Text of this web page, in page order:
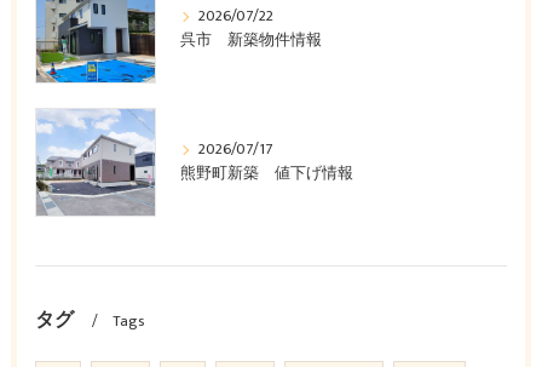
2026/07/22
呉市 新築物件情報
2026/07/17
熊野町新築 値下げ情報
タグ Tags